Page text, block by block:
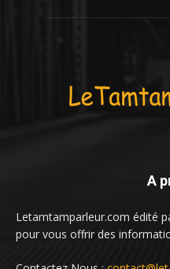
A
Letamtamparleur.com édité
pour vous offrir des